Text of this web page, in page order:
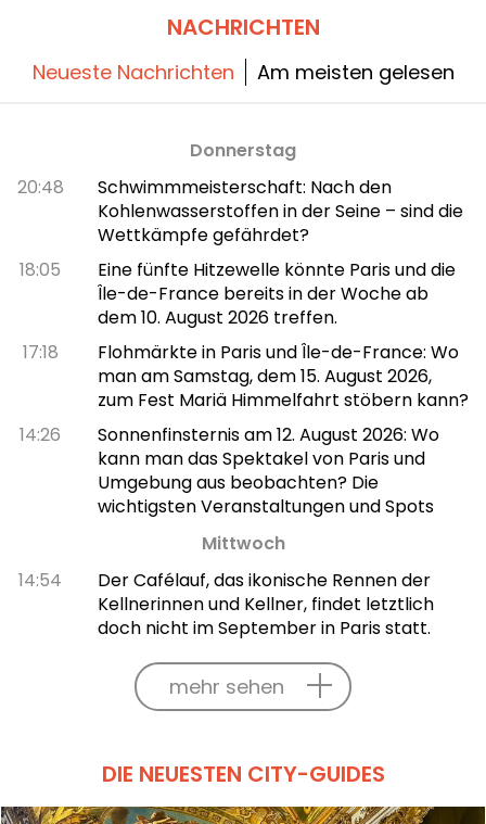
NACHRICHTEN
Neueste Nachrichten Am meisten gelesen
Donnerstag
20:48
Schwimmmeisterschaft: Nach den
Kohlenwasserstoffen in der Seine – sind die
Wettkämpfe gefährdet?
18:05
Eine fünfte Hitzewelle könnte Paris und die
Île-de-France bereits in der Woche ab
dem 10. August 2026 treffen.
17:18
Flohmärkte in Paris und Île-de-France: Wo
man am Samstag, dem 15. August 2026,
zum Fest Mariä Himmelfahrt stöbern kann?
14:26
Sonnenfinsternis am 12. August 2026: Wo
kann man das Spektakel von Paris und
Umgebung aus beobachten? Die
wichtigsten Veranstaltungen und Spots
Mittwoch
14:54
Der Cafélauf, das ikonische Rennen der
Kellnerinnen und Kellner, findet letztlich
doch nicht im September in Paris statt.
mehr sehen
DIE NEUESTEN CITY-GUIDES